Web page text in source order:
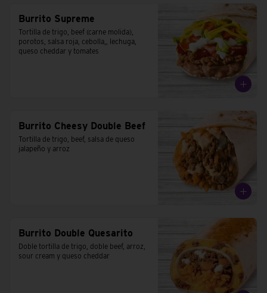
Burrito Supreme
Tortilla de trigo, beef (carne molida),
porotos, salsa roja, cebolla,, lechuga,
queso cheddar y tomates
Burrito Cheesy Double Beef
Tortilla de trigo, beef, salsa de queso
jalapeño y arroz
Burrito Double Quesarito
Doble tortilla de trigo, doble beef, arroz,
sour cream y queso cheddar